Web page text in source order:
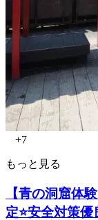
+7
もっと見る
【青の洞窟体
定⭐️安全対策